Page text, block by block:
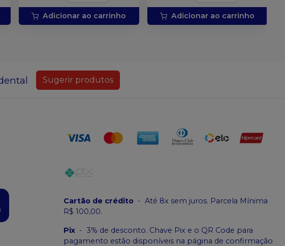
Adicionar ao carrinho Adicionar ao carrinho
Sugerir produtos
Cartão de crédito - Até 8x sem juros. Parcela Mínima
R$ 100,00.
Pix - 3% de desconto. Chave Pix e o QR Code para
pagamento estão disponíveis na página de confirmação